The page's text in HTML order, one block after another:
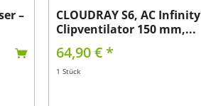
–
CLOUDRAY S6, AC Infinity
Clipventilator 150 mm,...
64,90 € *
1 Stück